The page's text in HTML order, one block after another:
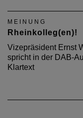
MEINUNG
Rheinkolleg(en)!
Vizepräsident Ernst
spricht in der DAB-
Klartext